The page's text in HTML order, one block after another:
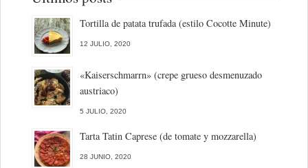
Tortilla de patata trufada (estilo Cocotte Minute)
12 JULIO, 2020
«Kaiserschmarrn» (crepe grueso desmenuzado
austriaco)
5 JULIO, 2020
Tarta Tatin Caprese (de tomate y mozzarella)
28 JUNIO, 2020